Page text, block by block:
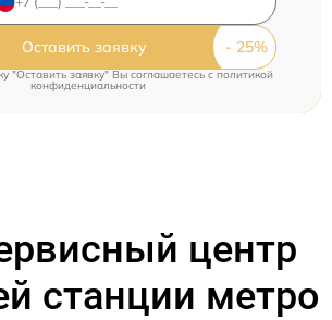
Оставить заявку
"Оставить заявку" Вы соглашаетесь cполитикой
конфиденциальности
центр
станции метро